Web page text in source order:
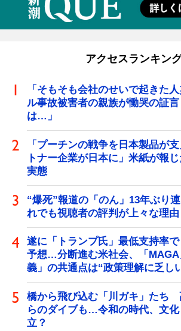
アクセスランキン
「そもそも会社のせいで起きた
ル事故被害者の親族が慟哭の証
は…」
「プーチンの戦争を日本製品が
トナー企業が日本に」米紙が報
実態
“爆死”報道の「のん」13年ぶり
れでも視聴者の評判が上々な理由
遂に「トランプ氏」最低支持率
予想…分断進む米社会、「
義」の共通点は“政策理解に乏し
橋から飛び込む「川ガキ」たち
らのダイブも…令和の時代、文
立？